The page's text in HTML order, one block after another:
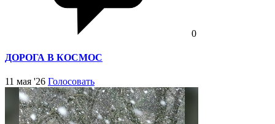
0
ДОРОГА В КОСМОС
11 мая '26 Голосовать